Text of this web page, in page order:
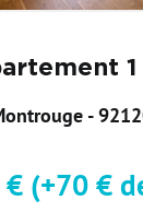
1
-
(+70 €